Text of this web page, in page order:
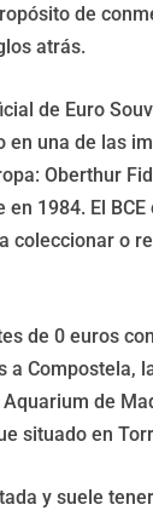
de
atrás.
de Euro
en una de las
Oberthur
en 1984. El
coleccionar o
de 0 euros
a Compostela,
de
situado en
y suele